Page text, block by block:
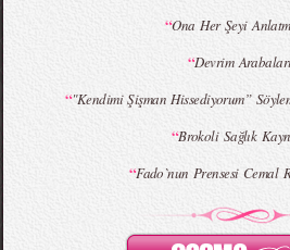
“Ona Her Şeyi
“Devrim Arabaları
“"Kendimi Şişman Hissediyorum”
“Brokoli Sağlık
“Fado`nun Prensesi Cemal